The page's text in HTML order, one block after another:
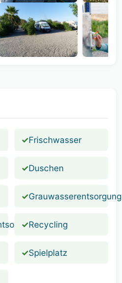
✓Frischwasser
✓Duschen
✓Grauwasserentsorgung
✓Recycling
✓Spielplatz